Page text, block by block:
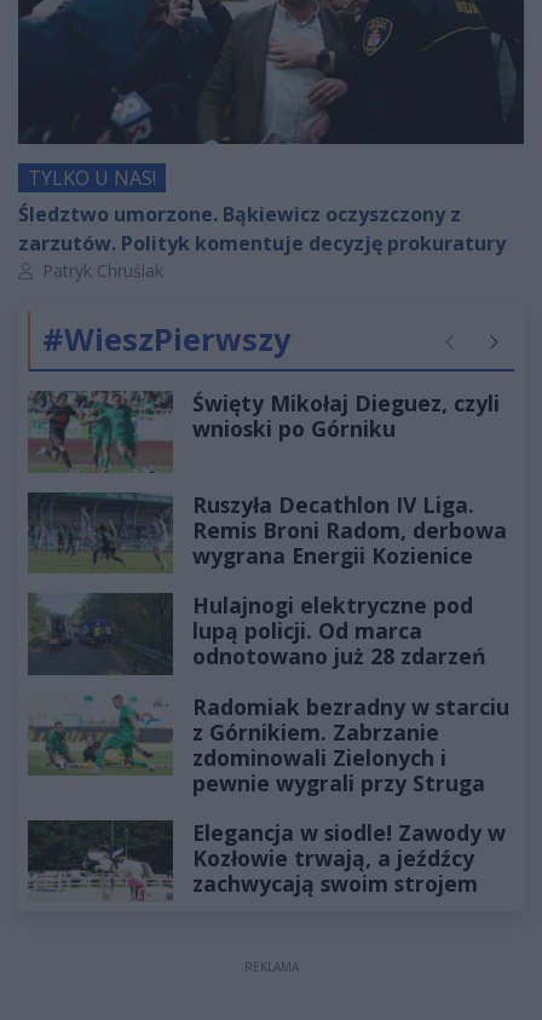
TYLKO U NAS!
Śledztwo umorzone. Bąkiewicz oczyszczony z
zarzutów. Polityk komentuje decyzję prokuratury
Autor artykułu:
Patryk Chruślak
#WieszPierwszy Poprzednie
Święty Mikołaj Dieguez, czyli
wnioski po Górniku
Ruszyła Decathlon IV Liga.
Remis Broni Radom, derbowa
wygrana Energii Kozienice
Hulajnogi elektryczne pod
lupą policji. Od marca
odnotowano już 28 zdarzeń
Radomiak bezradny w starciu
z Górnikiem. Zabrzanie
zdominowali Zielonych i
pewnie wygrali przy Struga
Elegancja w siodle! Zawody w
Kozłowie trwają, a jeźdźcy
zachwycają swoim strojem
REKLAMA